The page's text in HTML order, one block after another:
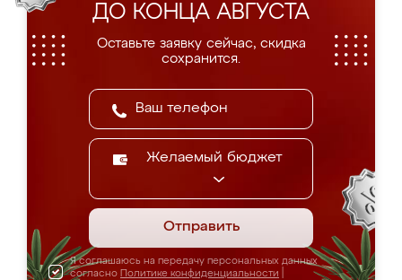
ДО КОНЦА АВГУСТА
Оставьте заявку сейчас, скидка
сохранится.
Желаемый бюджет
Отправить
Я соглашаюсь на передачу персональных данных
согласно Политике конфиденциальности